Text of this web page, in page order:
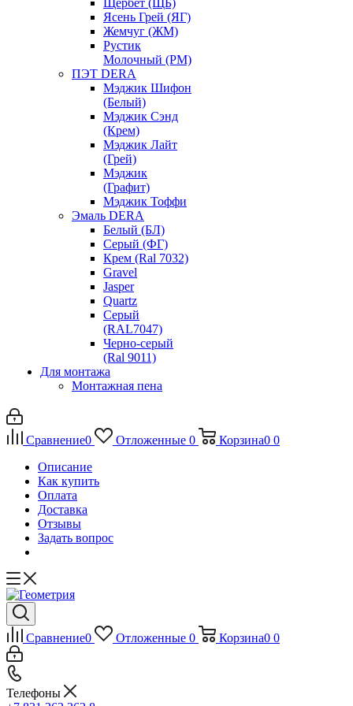
Щербет (ЩБ)
Ясень Грей (ЯГ)
Жемчуг (ЖМ)
Рустик
Молочный (РМ)
ПЭТ DERA
Мэджик Шифон
(Белый)
Мэджик Сэнд
(Крем)
Мэджик Лайт
(Грей)
Мэджик
(Графит)
Мэджик Тоффи
Эмаль DERA
Белый (БЛ)
Серый (ФГ)
Крем (Ral 7032)
Gravel
Jasper
Quartz
Серый
(RAL7047)
Черно-серый
(Ral 9011)
Для монтажа
Монтажная пена
Сравнение0 Отложенные 0 Корзина0 0
Описание
Как купить
Оплата
Доставка
Отзывы
Задать вопрос
Сравнение0 Отложенные 0 Корзина0 0
Телефоны